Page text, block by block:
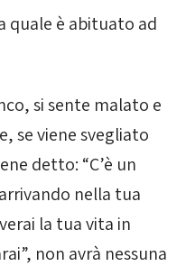
quale è abituato ad
si sente malato e
se viene svegliato
detto: “C’è un
nella tua
la tua vita in
non avrà nessuna